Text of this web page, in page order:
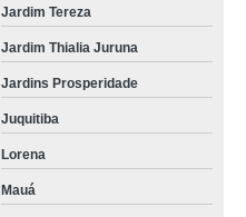
Jardim Tereza
Jardim Thialia Juruna
Jardins Prosperidade
Juquitiba
Lorena
Mauá